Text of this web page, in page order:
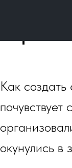
Как создать
окунулись